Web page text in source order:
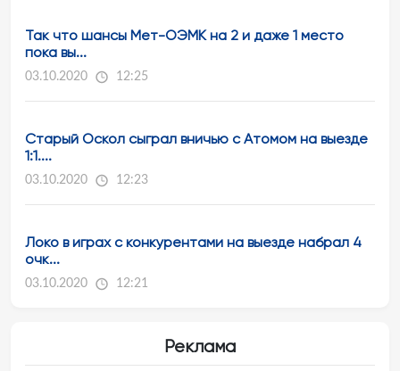
Так что шансы Мет-ОЭМК на 2 и даже 1 место
пока вы...
03.10.2020 12:25
Старый Оскол сыграл вничью с Атомом на выезде
1:1....
03.10.2020 12:23
Локо в играх с конкурентами на выезде набрал 4
очк...
03.10.2020 12:21
Реклама